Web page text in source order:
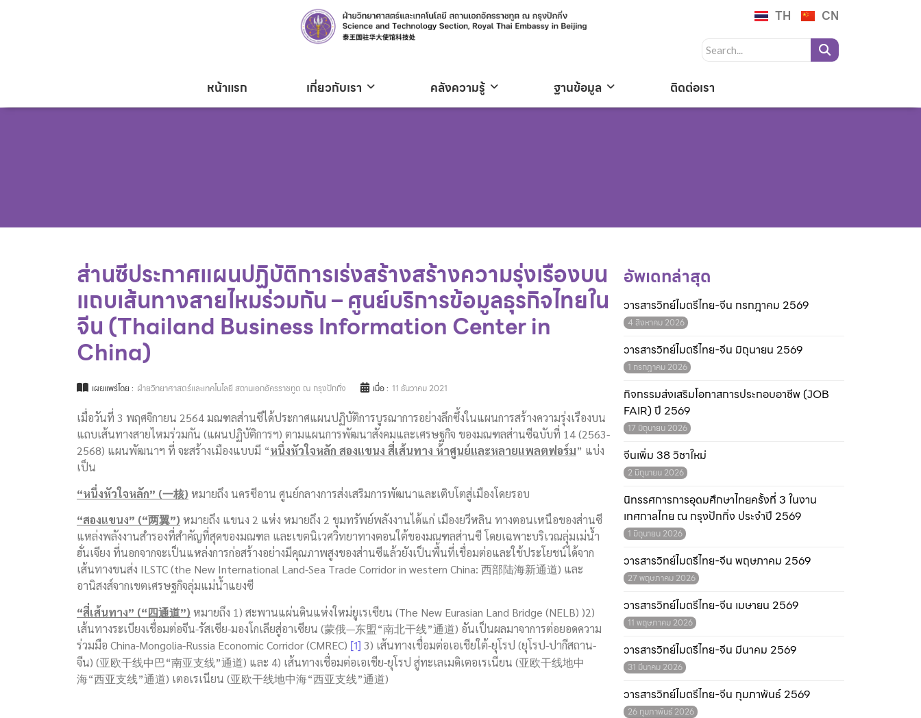
TH CN
หน้าแรก เกี่ยวกับเรา คลังความรู้ ฐานข้อมูล ติดต่อเรา
ส่านซีประกาศแผนปฏิบัติการเร่งสร้างสร้างความรุ่งเรืองบน
แถบเส้นทางสายไหมร่วมกัน – ศูนย์บริการข้อมูลธุรกิจไทยใน
จีน (Thailand Business Information Center in
China)
เผยแพร่โดย : ฝ่ายวิทยาศาสตร์และเทคโนโลยี สถานเอกอัครราชทูต ณ กรุงปักกิ่ง เมื่อ : 11 ธันวาคม 2021
เมื่อวันที่ 3 พฤศจิกายน 2564 มณฑลส่านซีได้ประกาศแผนปฏิบัติการบูรณาการอย่างลึกซึ้งในแผนการสร้างความรุ่งเรืองบน
แถบเส้นทางสายไหมร่วมกัน (แผนปฏิบัติการฯ) ตามแผนการพัฒนาสังคมและเศรษฐกิจ ของมณฑลส่านซีฉบับที่ 14 (2563-
2568) แผนพัฒนาฯ ที่ จะสร้างเมืองแบบมี “หนึ่งหัวใจหลัก สองแขนง สี่เส้นทาง ห้าศูนย์และหลายแพลตฟอร์ม” แบ่ง
เป็น
“หนึ่งหัวใจหลัก” (一核) หมายถึง นครซีอาน ศูนย์กลางการส่งเสริมการพัฒนาและเติบโตสู่เมืองโดยรอบ
“สองแขนง” (“两翼”) หมายถึง แขนง 2 แห่ง หมายถึง 2 ขุมทรัพย์พลังงานได้แก่ เมืองยวีหลิน ทางตอนเหนือของส่านซี
แหล่งพลังงานสำรองที่สำคัญที่สุดของมณฑล และเขตนิเวศวิทยาทางตอนใต้ของมณฑลส่านซี โดยเฉพาะบริเวณลุ่มเม่น้ำ
ฮั่นเจียง ที่นอกจากจะเป็นแหล่งการก่อสร้างอย่างมีคุณภาพสูงของส่านซีแล้วยังเป็นพื้นที่เชื่อมต่อและใช้ประโยชน์ได้จาก
เส้นทางขนส่ง ILSTC (the New International Land-Sea Trade Corridor in western China: 西部陆海新通道) และ
อานิสงส์จากเขตเศรษฐกิจลุ่มแม่น้ำแยงซี
“สี่เส้นทาง” (“四通道”) หมายถึง 1) สะพานแผ่นดินแห่งใหม่ยูเรเซียน (The New Eurasian Land Bridge (NELB) )2)
เส้นทางระเบียงเชื่อมต่อจีน-รัสเซีย-มองโกเลียสู่อาเซียน (蒙俄—东盟“南北干线”通道) อันเป็นผลมาจาการต่อยอดความ
ร่วมมือ China-Mongolia-Russia Economic Corridor (CMREC) [1] 3) เส้นทางเชื่อมต่อเอเชียใต้-ยุโรป (ยุโรป-ปากีสถาน-
จีน) (亚欧干线中巴“南亚支线”通道) และ 4) เส้นทางเชื่อมต่อเอเชีย-ยุโรป สู่ทะเลเมดิเตอเรเนียน (亚欧干线地中
海“西亚支线”通道) เตอเรเนียน (亚欧干线地中海“西亚支线”通道)
อัพเดทล่าสุด
วารสารวิทย์ไมตรีไทย-จีน กรกฎาคม 2569
4 สิงหาคม 2026
วารสารวิทย์ไมตรีไทย-จีน มิถุนายน 2569
1 กรกฎาคม 2026
กิจกรรมส่งเสริมโอกาสการประกอบอาชีพ (JOB
FAIR) ปี 2569
17 มิถุนายน 2026
จีนเพิ่ม 38 วิชาใหม่
2 มิถุนายน 2026
นิทรรศการการอุดมศึกษาไทยครั้งที่ 3 ในงาน
เทศกาลไทย ณ กรุงปักกิ่ง ประจำปี 2569
1 มิถุนายน 2026
วารสารวิทย์ไมตรีไทย-จีน พฤษภาคม 2569
27 พฤษภาคม 2026
วารสารวิทย์ไมตรีไทย-จีน เมษายน 2569
11 พฤษภาคม 2026
วารสารวิทย์ไมตรีไทย-จีน มีนาคม 2569
31 มีนาคม 2026
วารสารวิทย์ไมตรีไทย-จีน กุมภาพันธ์ 2569
26 กุมภาพันธ์ 2026